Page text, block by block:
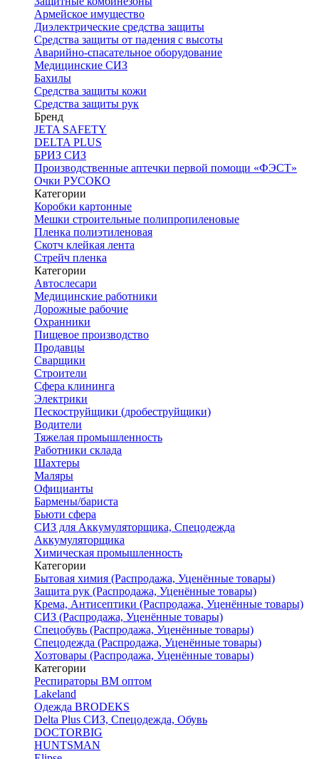
Армейское имущество
Диэлектрические средства защиты
Средства защиты от падения с высоты
Аварийно-спасательное оборудование
Медицинские СИЗ
Бахилы
Средства защиты кожи
Средства защиты рук
Бренд
JETA SAFETY
DELTA PLUS
БРИЗ СИЗ
Производственные аптечки первой помощи «ФЭСТ»
Очки РУСОКО
Категории
Коробки картонные
Мешки строительные полипропиленовые
Пленка полиэтиленовая
Скотч клейкая лента
Стрейч пленка
Категории
Автослесари
Медицинские работники
Дорожные рабочие
Охранники
Пищевое производство
Продавцы
Сварщики
Строители
Сфера клининга
Электрики
Пескоструйщики (дробеструйщики)
Водители
Тяжелая промышленность
Работники склада
Шахтеры
Маляры
Официанты
Бармены/бариста
Бьюти сфера
СИЗ для Аккумуляторщика, Спецодежда
Аккумуляторщика
Химическая промышленность
Категории
Бытовая химия (Распродажа, Уценённые товары)
Защита рук (Распродажа, Уценённые товары)
Крема, Антисептики (Распродажа, Уценённые товары)
СИЗ (Распродажа, Уценённые товары)
Спецобувь (Распродажа, Уценённые товары)
Спецодежда (Распродажа, Уценённые товары)
Хозтовары (Распродажа, Уценённые товары)
Категории
Респираторы ВМ оптом
Lakeland
Одежда BRODEKS
Delta Plus СИЗ, Спецодежда, Обувь
DOCTORBIG
HUNTSMAN